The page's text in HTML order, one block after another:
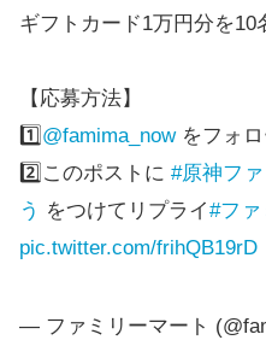
ギフトカード1万円分を10
【応募方法】
1️⃣ @famima_nowをフォロ
2️⃣このポストに #原神フ
う をつけてリプライ#フ
pic.twitter.com/frihQB19rD
— ファミリーマート